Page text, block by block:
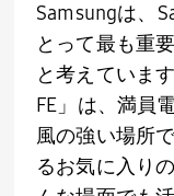
Samsungは、
とって最も重
と考えていま
FE 」は、満員
風の強い場所
るお気に入り